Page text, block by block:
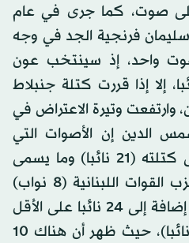
صوت، كما جرى في عام
سليمان فرنجية الجد في وجه
واحد، إذ سينتخب عون
تصل إلى 83 نائبا، إلا إذا قررت كتلة جنبلاط
وارتفعت وتيرة الاعتراض في
الدين إن الأصوات التي
ستنتخب عون تتوزع على كتلته (21 نائبا) وما يسمى
«حزب الله» (13 نائبا) وحزب القوات اللبنانية (8 نواب)
وحزب الطاشناق (نائبان)، إضافة إلى 24 نائبا على الأقل
من كتلة المستقبل (34 نائبا)، حيث ظهر أن هناك 10